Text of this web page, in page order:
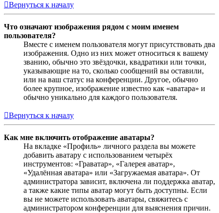
Вернуться к началу
Что означают изображения рядом с моим именем
пользователя?
Вместе с именем пользователя могут присутствовать два
изображения. Одно из них может относиться к вашему
званию, обычно это звёздочки, квадратики или точки,
указывающие на то, сколько сообщений вы оставили,
или на ваш статус на конференции. Другое, обычно
более крупное, изображение известно как «аватара» и
обычно уникально для каждого пользователя.
Вернуться к началу
Как мне включить отображение аватары?
На вкладке «Профиль» личного раздела вы можете
добавить аватару с использованием четырёх
инструментов: «Граватар», «Галерея аватар»,
«Удалённая аватара» или «Загружаемая аватара». От
администратора зависит, включена ли поддержка аватар,
а также какие типы аватар могут быть доступны. Если
вы не можете использовать аватары, свяжитесь с
администратором конференции для выяснения причин.